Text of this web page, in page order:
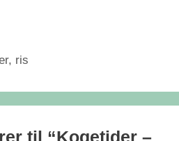
, ris
til “Kogetider –